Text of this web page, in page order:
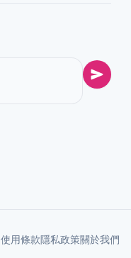
使用條款隱私政策關於我們